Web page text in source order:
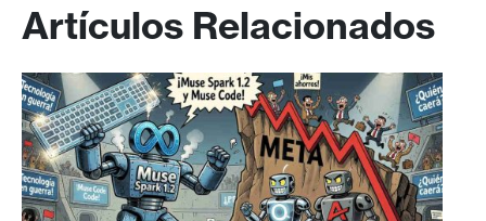
Artículos Relacionados